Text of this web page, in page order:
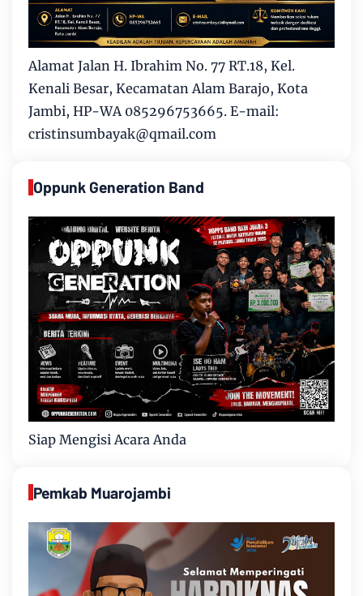
Alamat Jalan H. Ibrahim No. 77 RT.18, Kel.
Kenali Besar, Kecamatan Alam Barajo, Kota
Jambi, HP-WA 085296753665. E-mail:
cristinsumbayak@qmail.com
Oppunk Generation Band
Siap Mengisi Acara Anda
Pemkab Muarojambi